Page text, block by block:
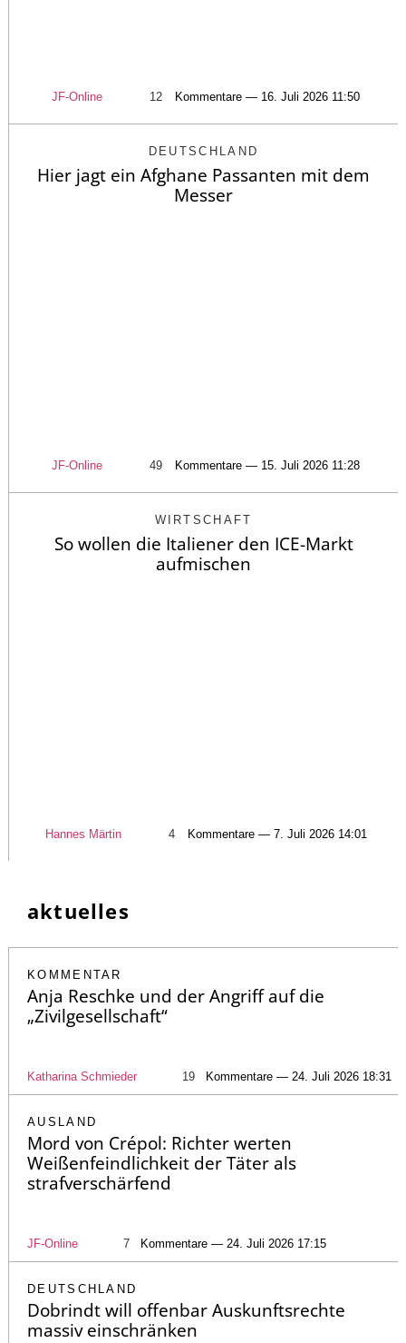
JF-Online 12 Kommentare — 16. Juli 2026 11:50
DEUTSCHLAND
Hier jagt ein Afghane Passanten mit dem
Messer
JF-Online 49 Kommentare — 15. Juli 2026 11:28
WIRTSCHAFT
So wollen die Italiener den ICE-Markt
aufmischen
Hannes Märtin 4 Kommentare — 7. Juli 2026 14:01
aktuelles
KOMMENTAR
Anja Reschke und der Angriff auf die
„Zivilgesellschaft“
Katharina Schmieder 19 Kommentare — 24. Juli 2026 18:31
AUSLAND
Mord von Crépol: Richter werten
Weißenfeindlichkeit der Täter als
strafverschärfend
JF-Online 7 Kommentare — 24. Juli 2026 17:15
DEUTSCHLAND
Dobrindt will offenbar Auskunftsrechte
massiv einschränken